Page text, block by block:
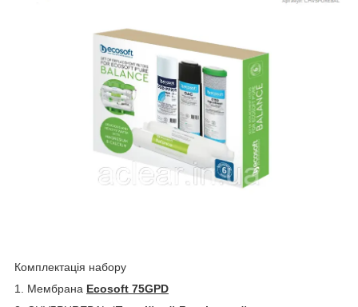
Комплектація набору
1. Мембрана Ecosoft 75GPD